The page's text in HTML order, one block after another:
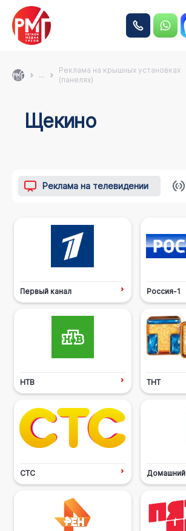
...
Реклама на крышных установках
(панелях)
Щекино
Реклама на телевидении
Первый канал Россия-1
НТВ ТНТ
СТС Домашний